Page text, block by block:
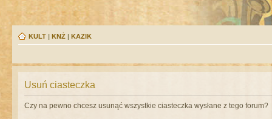
KULT | KNŻ | KAZIK
Usuń ciasteczka
Czy na pewno chcesz usunąć wszystkie ciasteczka wysłane z tego forum?